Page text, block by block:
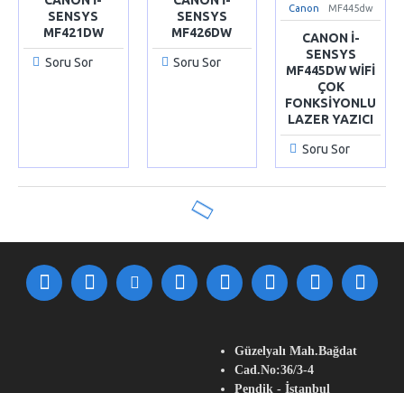
SENSYS
MF421DW
Soru Sor
SENSYS
MF426DW
Soru Sor
Canon MF445dw
CANON I-
SENSYS
MF445DW WIFI
ÇOK
FONKSIYONLU
LAZER YAZICI
Soru Sor
Güzelyalı Mah.Bağdat
Cad.No:36/3-4
Pendik - İstanbul